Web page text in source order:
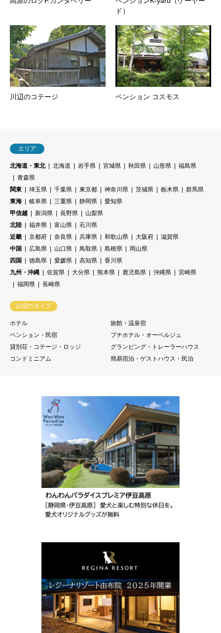
ド）
川辺のコテージ ペンション コスモス
エリア
北海道・東北 北海道 岩手県 宮城県 秋田県 山形県
福島県
青森県
関東
埼玉県 千葉県 東京都 神奈川県 茨城県 栃木県
群馬県
東海
岐阜県 三重県 静岡県
愛知県
甲信越
新潟県 長野県
山梨県
北陸
福井県 富山県
石川県
近畿
京都府 奈良県 兵庫県 和歌山県 大阪府
滋賀県
中国
広島県 山口県 鳥取県 島根県
岡山県
四国
徳島県 愛媛県 高知県
香川県
九州・沖縄
佐賀県 大分県 熊本県 鹿児島県 沖縄県
宮崎県
福岡県
長崎県
お宿のタイプ
ホテル
旅館・温泉宿
ペンション・民宿
プチホテル・オーベルジュ
貸別荘・コテージ・ロッジ
グランピング・トレーラーハウス
コンドミニアム
簡易宿泊・ゲストハウス・民泊